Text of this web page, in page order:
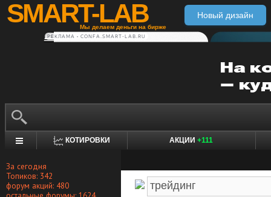
SMART-LAB
Мы делаем деньги на бирже
Новый дизайн
РЕКЛАМА • CONFA.SMART-LAB.RU
КОТИРОВКИ АКЦИИ +111
За сегодня
Топиков: 342
форум акций: 480